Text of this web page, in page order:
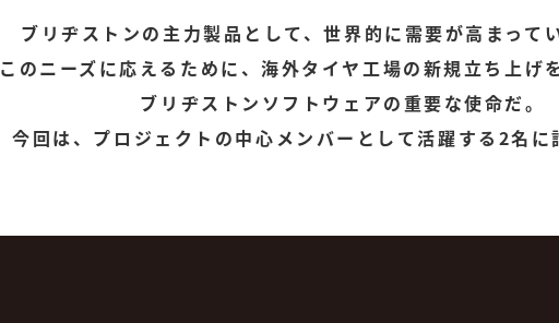
ブリヂストンの主力製品として、世界的に需要が高まって
このニーズに応えるために、海外タイヤ工場の新規立ち上げ
ブリヂストンソフトウェアの重要な使命だ。
今回は、プロジェクトの中心メンバーとして活躍する2名に